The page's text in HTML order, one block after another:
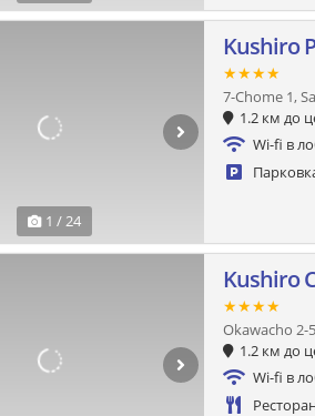
1 / 24
Kushiro
★★★★
7-Chome 1,
1.2 км до
Wi-fi в
Kushiro
★★★★
Okawacho 2-5
1.2 км до
Wi-fi в